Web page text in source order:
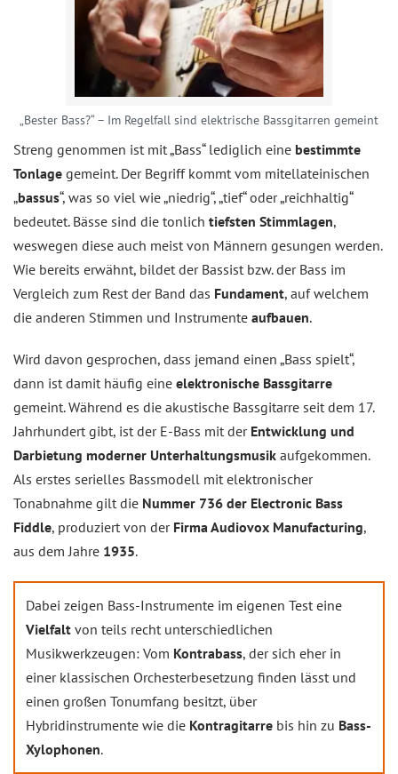
„Bester Bass?“ – Im Regelfall sind elektrische Bassgitarren gemeint
Streng genommen ist mit „Bass“ lediglich eine bestimmte
Tonlage gemeint. Der Begriff kommt vom mitellateinischen
„bassus“, was so viel wie „niedrig“, „tief“ oder „reichhaltig“
bedeutet. Bässe sind die tonlich tiefsten Stimmlagen,
weswegen diese auch meist von Männern gesungen werden.
Wie bereits erwähnt, bildet der Bassist bzw. der Bass im
Vergleich zum Rest der Band das Fundament, auf welchem
die anderen Stimmen und Instrumente aufbauen.
Wird davon gesprochen, dass jemand einen „Bass spielt“,
dann ist damit häufig eine elektronische Bassgitarre
gemeint. Während es die akustische Bassgitarre seit dem 17.
Jahrhundert gibt, ist der E-Bass mit der Entwicklung und
Darbietung moderner Unterhaltungsmusik aufgekommen.
Als erstes serielles Bassmodell mit elektronischer
Tonabnahme gilt die Nummer 736 der Electronic Bass
Fiddle, produziert von der Firma Audiovox Manufacturing,
aus dem Jahre 1935.
Dabei zeigen Bass-Instrumente im eigenen Test eine
Vielfalt von teils recht unterschiedlichen
Musikwerkzeugen: Vom Kontrabass, der sich eher in
einer klassischen Orchesterbesetzung finden lässt und
einen großen Tonumfang besitzt, über
Hybridinstrumente wie die Kontragitarre bis hin zu Bass-
Xylophonen.